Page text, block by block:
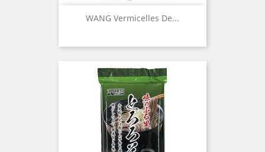
WANG Vermicelles De...